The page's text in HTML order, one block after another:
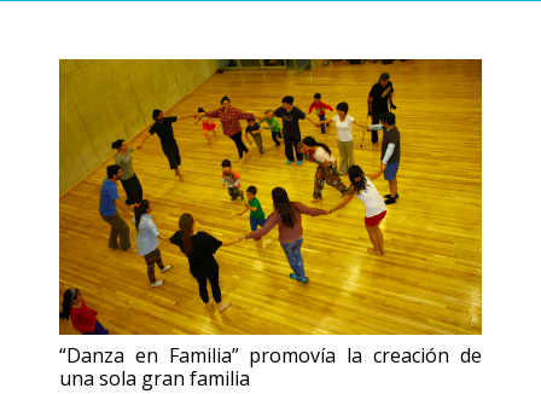
“Danza en Familia” promovía la creación de
una sola gran familia